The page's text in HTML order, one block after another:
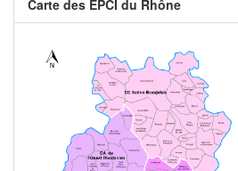
Carte des EPCI du Rhône